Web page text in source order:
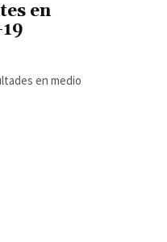
en
en medio